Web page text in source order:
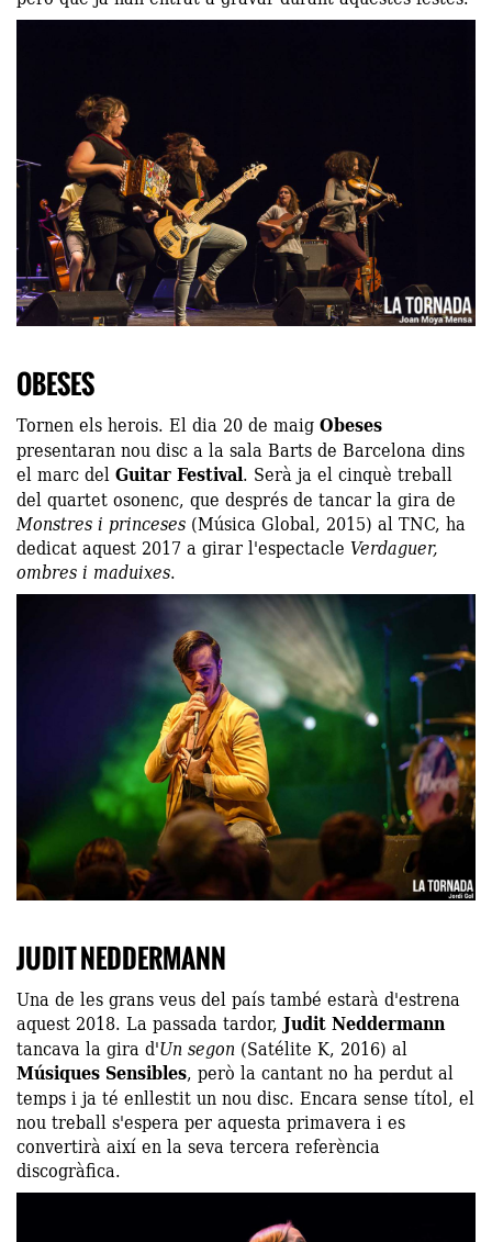
OBESES
Tornen els herois. El dia 20 de maigObeses
presentaran nou disc a la sala Barts de Barcelona dins
el marc delGuitar Festival. Serà ja el cinquè treball
del quartet osonenc, que després de tancar la gira de
Monstres i princeses (Música Global, 2015) al TNC, ha
dedicat aquest 2017 a girar l'espectacle Verdaguer,
ombres i maduixes.
JUDIT NEDDERMANN
Una de les grans veus del país també estarà d'estrena
aquest 2018. La passada tardor, Judit Neddermann
tancava la gira d'Un segon (Satélite K, 2016) al
Músiques Sensibles, però la cantant no ha perdut al
temps i ja té enllestit un nou disc. Encara sense títol, el
nou treball s'espera per aquesta primavera i es
convertirà així en la seva tercera referència
discogràfica.